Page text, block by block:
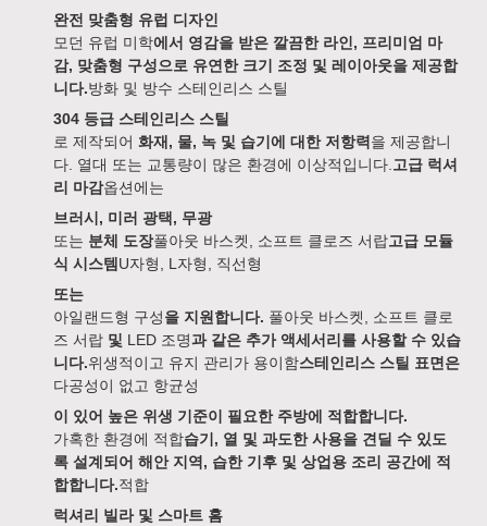
완전 맞춤형 유럽 디자인
모던 유럽 미학에서 영감을 받은 깔끔한 라인, 프리미엄 마
감, 맞춤형 구성으로 유연한 크기 조정 및 레이아웃을 제공합
니다.방화 및 방수 스테인리스 스틸
304 등급 스테인리스 스틸
로 제작되어 화재, 물, 녹 및 습기에 대한 저항력 을 제공합니
다. 열대 또는 교통량이 많은 환경에 이상적입니다. 고급 럭셔
리 마감옵션에는
브러시, 미러 광택, 무광
또는 분체 도장풀아웃 바스켓, 소프트 클로즈 서랍고급 모듈
식 시스템 U자형, L자형, 직선형
또는
아일랜드형 구성을 지원합니다. 풀아웃 바스켓, 소프트 클로
즈 서랍 및 LED 조명과 같은 추가 액세서리를 사용할 수 있습
니다.위생적이고 유지 관리가 용이함스테인리스 스틸 표면은
다공성이 없고 항균성
이 있어 높은 위생 기준이 필요한 주방에 적합합니다.
가혹한 환경에 적합습기, 열 및 과도한 사용을 견딜 수 있도
록 설계되어 해안 지역, 습한 기후 및 상업용 조리 공간에 적
합합니다.적합
럭셔리 빌라 및 스마트 홈